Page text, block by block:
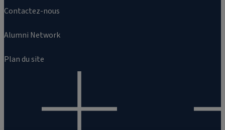
Contactez-nous
Alumni Network
Plan du site